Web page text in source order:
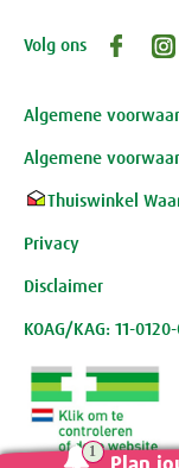
Openingstijden,
Klantenservice
Review-
Volg ons
Algemene
Algemene
Thuiswinkel
Privacy
Disclaimer
KOAG/KAG: 11-